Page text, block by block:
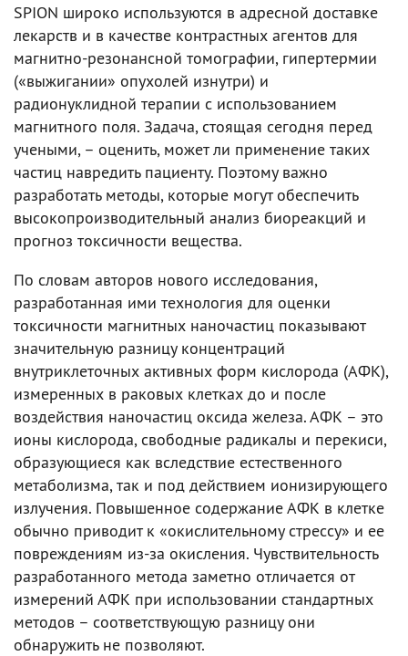
SPION широко используются в адресной доставке
лекарств и в качестве контрастных агентов для
магнитно-резонансной томографии, гипертермии
(«выжигании» опухолей изнутри) и
радионуклидной терапии с использованием
магнитного поля. Задача, стоящая сегодня перед
учеными, – оценить, может ли применение таких
частиц навредить пациенту. Поэтому важно
разработать методы, которые могут обеспечить
высокопроизводительный анализ биореакций и
прогноз токсичности вещества.
По словам авторов нового исследования,
разработанная ими технология для оценки
токсичности магнитных наночастиц показывают
значительную разницу концентраций
внутриклеточных активных форм кислорода (АФК),
измеренных в раковых клетках до и после
воздействия наночастиц оксида железа. АФК – это
ионы кислорода, свободные радикалы и перекиси,
образующиеся как вследствие естественного
метаболизма, так и под действием ионизирующего
излучения. Повышенное содержание АФК в клетке
обычно приводит к «окислительному стрессу» и ее
повреждениям из-за окисления. Чувствительность
разработанного метода заметно отличается от
измерений АФК при использовании стандартных
методов – соответствующую разницу они
обнаружить не позволяют.